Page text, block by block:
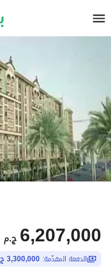
ج.م 6,207,000
الدفعة المقدّمة: 3,300,000 ج.م